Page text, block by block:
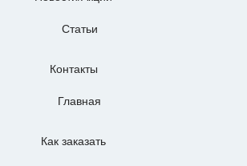
Статьи
Контакты
Главная
Как заказать